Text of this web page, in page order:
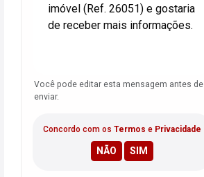
Você pode editar esta mensagem antes de
enviar.
Concordo com os Termos e Privacidade